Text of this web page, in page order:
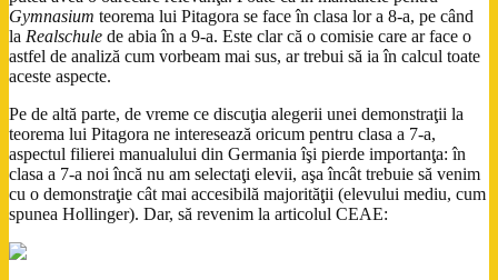
Gymnasium teorema lui Pitagora se face în clasa lor a 8-a, pe când
la Realschule de abia în a 9-a. Este clar că o comisie care ar face o
astfel de analiză cum vorbeam mai sus, ar trebui să ia în calcul toate
aceste aspecte.
Pe de altă parte, de vreme ce discuţia alegerii unei demonstraţii la
teorema lui Pitagora ne interesează oricum pentru clasa a 7-a,
aspectul filierei manualului din Germania îşi pierde importanţa: în
clasa a 7-a noi încă nu am selectaţi elevii, aşa încât trebuie să venim
cu o demonstraţie cât mai accesibilă majorităţii (elevului mediu, cum
spunea Hollinger). Dar, să revenim la articolul CEAE: